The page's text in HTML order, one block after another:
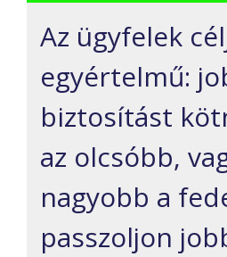
Az ügyfelek
egyértelmű:
biztosítást
az olcsóbb,
nagyobb a
passzoljon